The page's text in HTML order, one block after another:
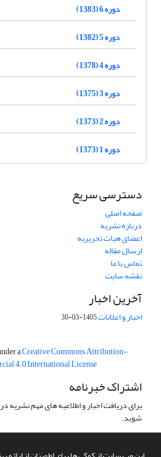
دوره 6 (1383)
دوره 5 (1382)
دوره 4 (1378)
دوره 3 (1375)
دوره 2 (1373)
دوره 1 (1373)
دسترسی سریع
صفحه اصلی
درباره نشریه
اعضای هیات تحریریه
ارسال مقاله
تماس با ما
نقشه سایت
آخرین اخبار
اخبار و اعلانات1405-03-30
aCreative Commons Attribution-
4.0 International License
اشتراک خبرنامه
برای دریافت اخبار و اطلاعیه های مهم
شوید.